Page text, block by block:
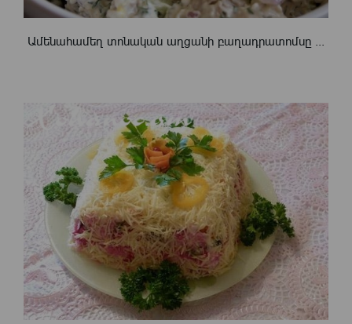
Ամենահամեղ տոնական աղցանի բաղադրատոմսը ...